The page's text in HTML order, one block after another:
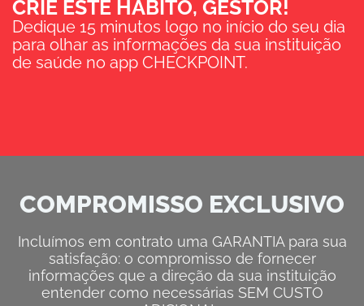
CRIE ESTE HÁBITO, GESTOR!
Dedique 15 minutos logo no início do seu dia
para olhar as informações da sua instituição
de saúde no app CHECKPOINT.
COMPROMISSO EXCLUSIVO
Incluímos em contrato uma GARANTIA para sua
satisfação: o compromisso de fornecer
informações que a direção da sua instituição
entender como necessárias SEM CUSTO